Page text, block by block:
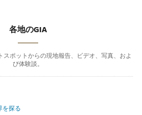
各地のGIA
スポットからの現地報告、ビデオ、写真、およ
び体験談。
を探る